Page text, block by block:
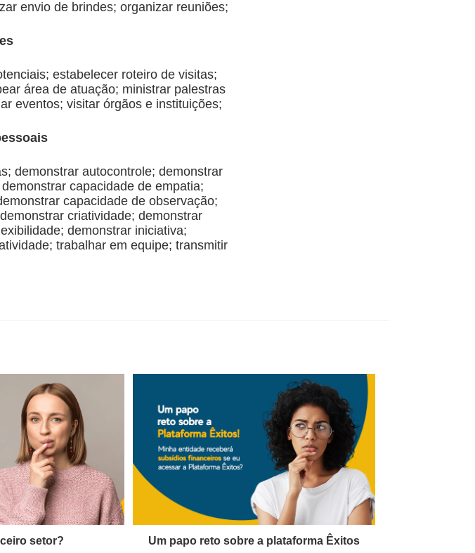
envio de brindes; organizar reuniões;
estabelecer roteiro de visitas;
área de atuação; ministrar palestras
eventos; visitar órgãos e instituições;
demonstrar autocontrole; demonstrar
capacidade de empatia;
capacidade de observação;
criatividade; demonstrar
demonstrar iniciativa;
trabalhar em equipe; transmitir
setor? Um papo reto sobre a plataforma Êxitos